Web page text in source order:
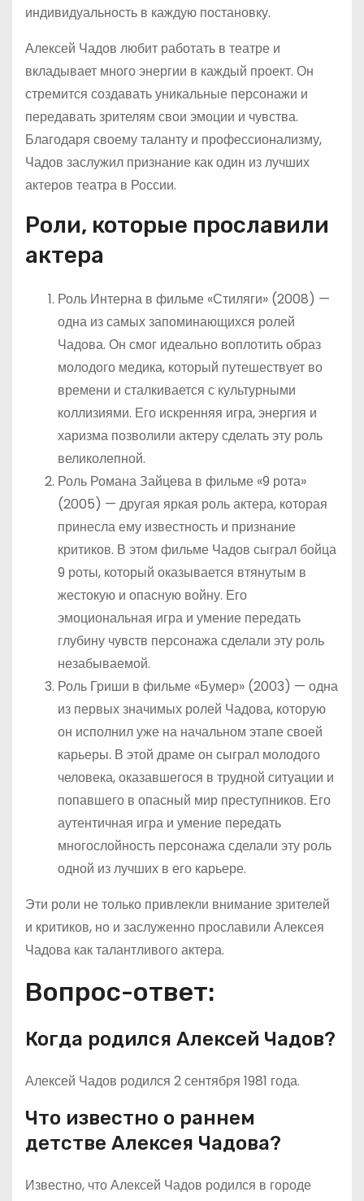
индивидуальность в каждую постановку.
Алексей Чадов любит работать в театре и
вкладывает много энергии в каждый проект. Он
стремится создавать уникальные персонажи и
передавать зрителям свои эмоции и чувства.
Благодаря своему таланту и профессионализму,
Чадов заслужил признание как один из лучших
актеров театра в России.
Роли, которые прославили
актера
Роль Интерна в фильме «Стиляги» (2008) —
одна из самых запоминающихся ролей
Чадова. Он смог идеально воплотить образ
молодого медика, который путешествует во
времени и сталкивается с культурными
коллизиями. Его искренняя игра, энергия и
харизма позволили актеру сделать эту роль
великолепной.
Роль Романа Зайцева в фильме «9 рота»
(2005) — другая яркая роль актера, которая
принесла ему известность и признание
критиков. В этом фильме Чадов сыграл бойца
9 роты, который оказывается втянутым в
жестокую и опасную войну. Его
эмоциональная игра и умение передать
глубину чувств персонажа сделали эту роль
незабываемой.
Роль Гриши в фильме «Бумер» (2003) — одна
из первых значимых ролей Чадова, которую
он исполнил уже на начальном этапе своей
карьеры. В этой драме он сыграл молодого
человека, оказавшегося в трудной ситуации и
попавшего в опасный мир преступников. Его
аутентичная игра и умение передать
многослойность персонажа сделали эту роль
одной из лучших в его карьере.
Эти роли не только привлекли внимание зрителей
и критиков, но и заслуженно прославили Алексея
Чадова как талантливого актера.
Вопрос-ответ:
Когда родился Алексей Чадов?
Алексей Чадов родился 2 сентября 1981 года.
Что известно о раннем
детстве Алексея Чадова?
Известно, что Алексей Чадов родился в городе